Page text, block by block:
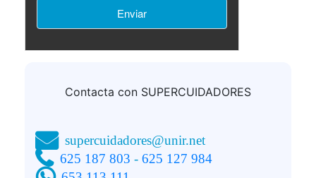
No comunicamos sus datos fuera
de nuestra organización o empresas afines.
información adicional.
privacidadContacta con SUPERCUIDADORES
supercuidadores@unir.net
625 187 803 - 625 127 984